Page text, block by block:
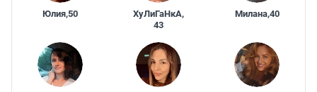
Юлия,50 ХуЛиГаНкА,
43
Милана,40